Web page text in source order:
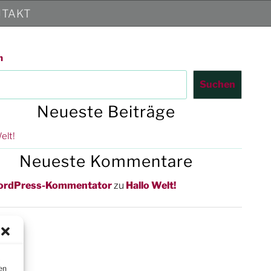
Suchen
Neueste Beiträge
Neueste Kommentare
Kommentatorzu Hallo Welt!